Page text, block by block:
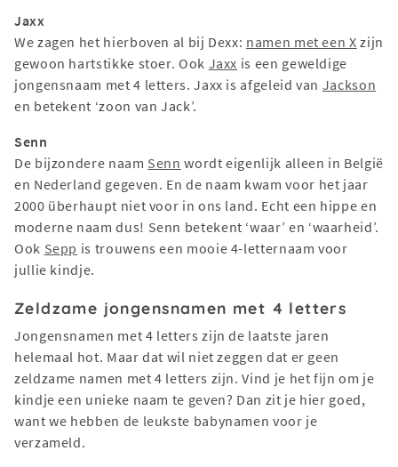
Jaxx
We zagen het hierboven al bij Dexx: namen met een X zijn
gewoon hartstikke stoer. Ook Jaxx is een geweldige
jongensnaam met 4 letters. Jaxx is afgeleid van Jackson
en betekent ‘zoon van Jack’.
Senn
De bijzondere naam Senn wordt eigenlijk alleen in België
en Nederland gegeven. En de naam kwam voor het jaar
2000 überhaupt niet voor in ons land. Echt een hippe en
moderne naam dus! Senn betekent ‘waar’ en ‘waarheid’.
Ook Sepp is trouwens een mooie 4-letternaam voor
jullie kindje.
Zeldzame jongensnamen met 4 letters
Jongensnamen met 4 letters zijn de laatste jaren
helemaal hot. Maar dat wil niet zeggen dat er geen
zeldzame namen met 4 letters zijn. Vind je het fijn om je
kindje een unieke naam te geven? Dan zit je hier goed,
want we hebben de leukste babynamen voor je
verzameld.